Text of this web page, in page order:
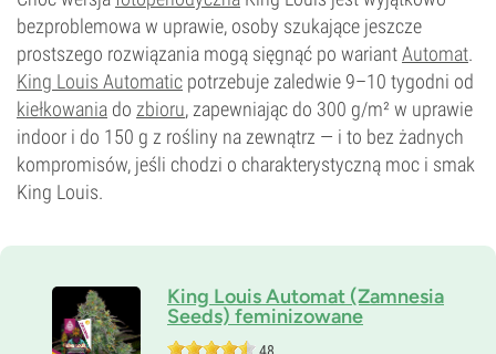
0–1%
Typ kwitnienia
Fotoperiod
bezproblemowa w uprawie, osoby szukające jeszcze
prostszego rozwiązania mogą sięgnąć po wariantAutomat.
King Louis Automatic potrzebuje zaledwie 9–10 tygodni od
kiełkowania do zbioru, zapewniając do 300 g/m² w uprawie
indoor i do 150 g z rośliny na zewnątrz — i to bez żadnych
kompromisów, jeśli chodzi o charakterystyczną moc i smak
King Louis.
King Louis Automat (Zamnesia
Seeds) feminizowane